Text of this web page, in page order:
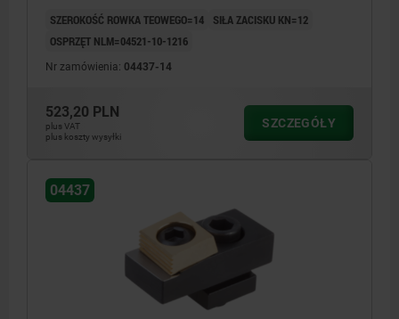
SZEROKOŚĆ ROWKA TEOWEGO=14
SIŁA ZACISKU KN=12
OSPRZĘT NLM=04521-10-1216
Nr zamówienia: 04437-14
523,20 PLN
plus VAT
plus koszty wysyłki
SZCZEGÓŁY
04437